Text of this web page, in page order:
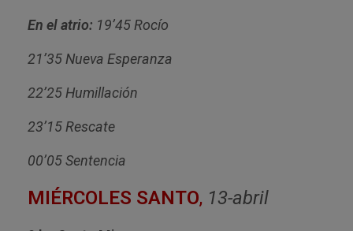
En el atrio: 19’45 Rocío
21’35 Nueva Esperanza
22’25 Humillación
23’15 Rescate
00’05 Sentencia
MIÉRCOLES SANTO, 13-abril